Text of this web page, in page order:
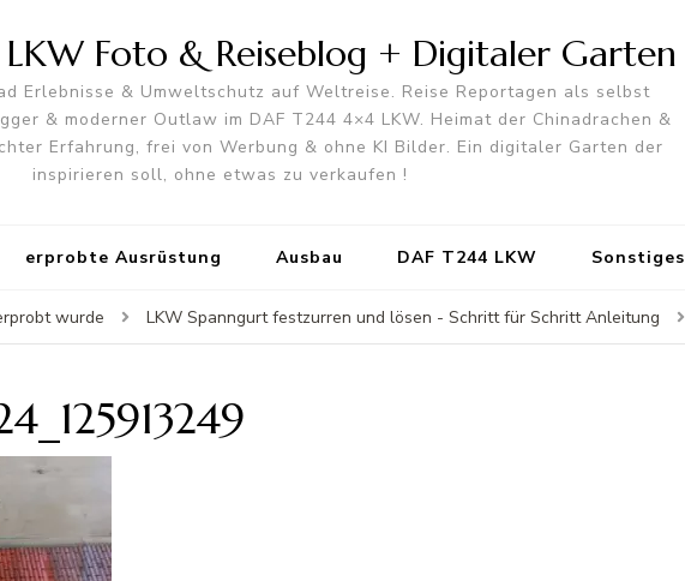
Foto & Reiseblog + Digitaler Garten
Erlebnisse & Umweltschutz auf Weltreise. Reise Reportagen als selbst
& moderner Outlaw im DAF T244 4×4 LKW. Heimat der Chinadrachen &
Erfahrung, frei von Werbung & ohne KI Bilder. Ein digitaler Garten der
inspirieren soll, ohne etwas zu verkaufen !
erprobte Ausrüstung Ausbau DAF T244 LKW Sonstiges
wurde LKW Spanngurt festzurren und lösen - Schritt für Schritt Anleitung